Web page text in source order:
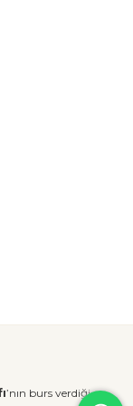
’nın burs verdiği